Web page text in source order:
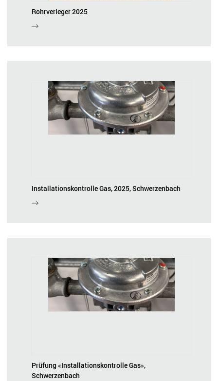
Rohrverleger 2025
Installationskontrolle Gas, 2025, Schwerzenbach
Prüfung «Installationskontrolle Gas»,
Schwerzenbach